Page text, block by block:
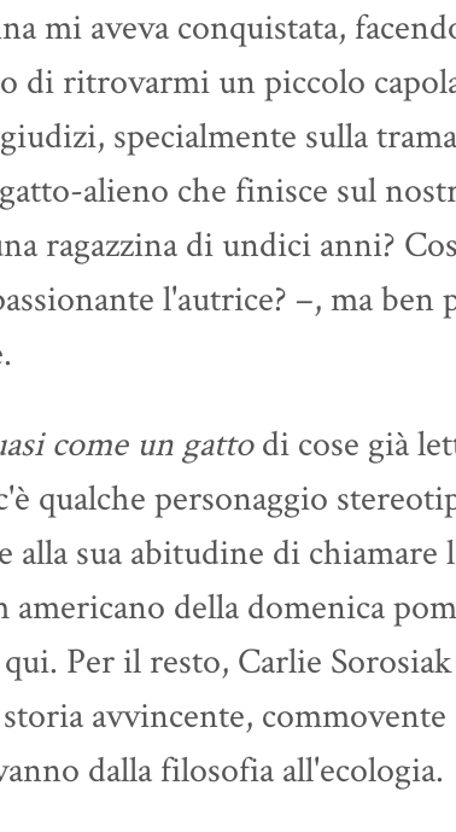
mi aveva conquistata,
di ritrovarmi un piccolo
specialmente sulla
alieno che finisce sul
ragazzina di undici anni?
l'autrice? –, ma ben
come un gattodi cose già
qualche personaggio
alla sua abitudine di
della domenica
Per il resto, Carlie
avvincente,
dalla filosofia all'ecologia.